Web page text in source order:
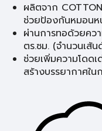
ผลิตจาก
ช่วยป้องกันหมอนห
ผ่านการทอด้วยคว
ตร.ซม. (จำนวนเส้
ช่วยเพิ่มความโดด
สร้างบรรยากาศใ